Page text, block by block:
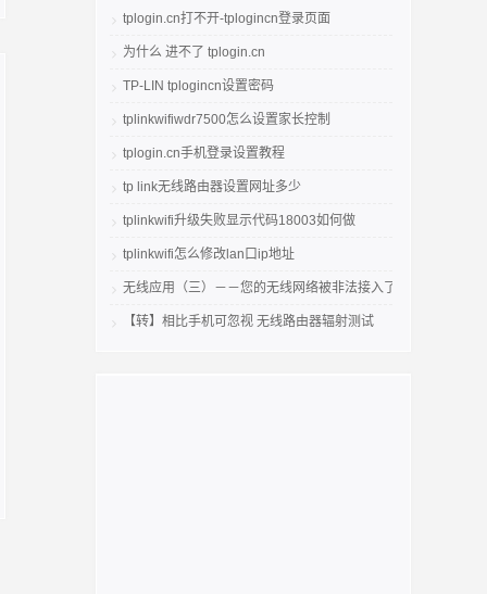
tplogin.cn打不开-tplogincn登录页面
为什么 进不了 tplogin.cn
TP-LIN tplogincn设置密码
tplinkwifiwdr7500怎么设置家长控制
tplogin.cn手机登录设置教程
tp link无线路由器设置网址多少
tplinkwifi升级失败显示代码18003如何做
tplinkwifi怎么修改lan口ip地址
无线应用（三）－－您的无线网络被非法接入了吗
【转】相比手机可忽视 无线路由器辐射测试